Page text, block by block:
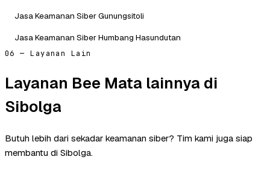
Jasa Keamanan Siber Gunungsitoli
Jasa Keamanan Siber Humbang Hasundutan
06 — Layanan Lain
Layanan Bee Mata lainnya di
Sibolga
Butuh lebih dari sekadar keamanan siber? Tim kami juga siap
membantu di Sibolga.